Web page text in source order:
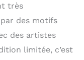
très
des motifs
des artistes
limitée, c’est